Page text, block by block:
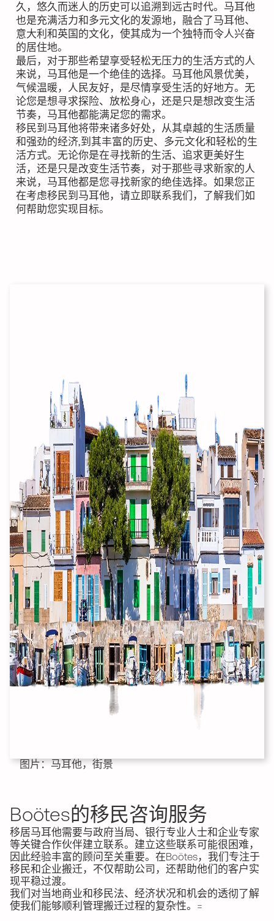
久，悠久而迷人的历史可以追溯到远古时代。马耳他
也是充满活力和多元文化的发源地，融合了马耳他、
意大利和英国的文化，使其成为一个独特而令人兴奋
的居住地。
最后，对于那些希望享受轻松无压力的生活方式的人
来说，马耳他是一个绝佳的选择。马耳他风景优美，
气候温暖，人民友好，是尽情享受生活的好地方。无
论您是想寻求探险、放松身心，还是只是想改变生活
节奏，马耳他都能满足您的需求。
移民到马耳他将带来诸多好处，从其卓越的生活质量
和强劲的经济,到其丰富的历史、多元文化和轻松的生
活方式。无论你是在寻找新的生活、追求更美好生
活，还是只是改变生活节奏，对于那些寻求新家的人
来说，马耳他都是您寻找新家的绝佳选择。如果您正
在考虑移民到马耳他，请立即联系我们，了解我们如
何帮助您实现目标。
图片：马耳他，街景
Boötes的移民咨询服务
移居马耳他需要与政府当局、银行专业人士和企业专家
等关键合作伙伴建立联系。建立这些联系可能很困难，
因此经验丰富的顾问至关重要。在Boötes，我们专注于
移民和企业搬迁，不仅帮助公司，还帮助他们的客户实
现平稳过渡。
我们对当地商业和移民法、经济状况和机会的透彻了解
使我们能够顺利管理搬迁过程的复杂性。=